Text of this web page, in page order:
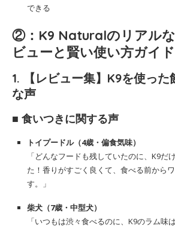
できる
②：K9 Naturalのリアル
ビューと賢い使い方ガイド
1. 【レビュー集】K9を使っ
な声
■ 食いつきに関する声
トイプードル（4歳・偏食気味）
「どんなフードも残していたのに、K9だ
た！香りがすごく良くて、食べる前から
す。」
柴犬（7歳・中型犬）
「いつもは渋々食べるのに、K9のラム味